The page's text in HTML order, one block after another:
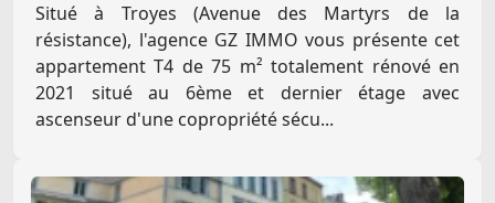
Situé à Troyes (Avenue des Martyrs de la
résistance), l'agence GZ IMMO vous présente cet
appartement T4 de 75 m² totalement rénové en
2021 situé au 6ème et dernier étage avec
ascenseur d'une copropriété sécu...